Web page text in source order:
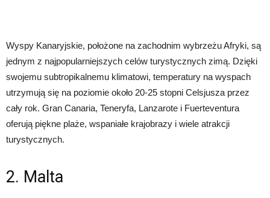
Wyspy Kanaryjskie, położone na zachodnim wybrzeżu Afryki, są
jednym z najpopularniejszych celów turystycznych zimą. Dzięki
swojemu subtropikalnemu klimatowi, temperatury na wyspach
utrzymują się na poziomie około 20-25 stopni Celsjusza przez
cały rok. Gran Canaria, Teneryfa, Lanzarote i Fuerteventura
oferują piękne plaże, wspaniałe krajobrazy i wiele atrakcji
turystycznych.
2. Malta